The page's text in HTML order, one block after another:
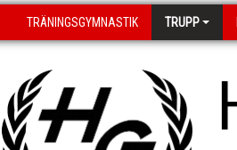
TRÄNINGSGYMNASTIK TRUPP